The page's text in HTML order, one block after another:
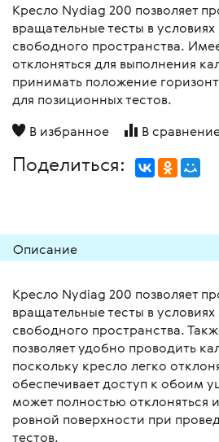
Кресло Nydiag 200 позволяет
вращательные тесты в
свободного пространства.
отклоняться для выполнения
принимать положение
для позиционных тестов.
В избранное
В
Поделиться:
Описание
Кресло Nydiag 200 позволяет
вращательные тесты в
свободного пространства.
позволяет удобно проводить
поскольку кресло легко
обеспечивает доступ к обоим
может полностью отклоняться
ровной поверхности при
тестов.